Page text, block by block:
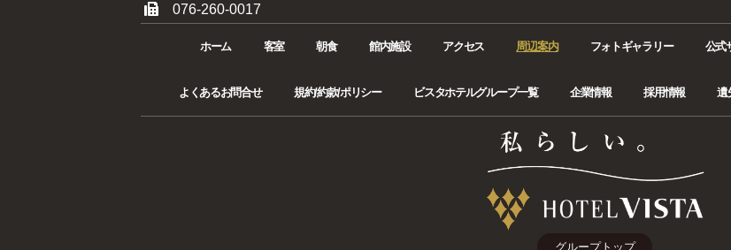
076-260-0017
ホーム 客室 朝食 館内施設 アクセス 周辺案内 フォトギャラリー 公式
よくあるお問合せ 規約/約款/ポリシー ビスタホテルグループ一覧 企業情報 採用情報 遺
グループトップ